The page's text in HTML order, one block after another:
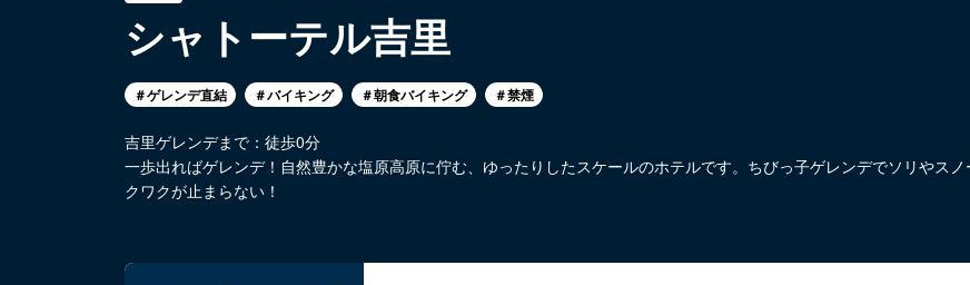
シャトーテル吉里
＃ゲレンデ直結 ＃バイキング ＃朝食バイキング ＃禁煙
吉里ゲレンデまで：徒歩0分
一歩出ればゲレンデ！自然豊かな塩原高原に佇む、ゆったりしたスケールのホテルです。ちびっ子ゲレンデでソリやス
クワクが止まらない！